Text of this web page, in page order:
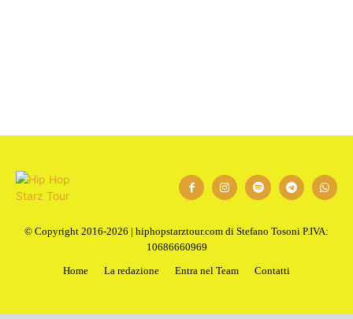
1
© Copyright 2016-2026 | hiphopstarztour.com di Stefano Tosoni P.IVA:
10686660969
Home
La redazione Entra nel Team Contatti